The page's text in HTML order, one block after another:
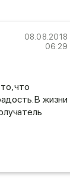
08.08.2018
06:29
что
В жизни